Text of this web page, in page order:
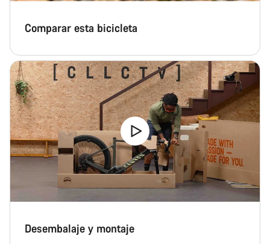
Comparar esta bicicleta
Desembalaje y montaje